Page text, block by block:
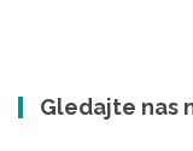
Gledajte nas